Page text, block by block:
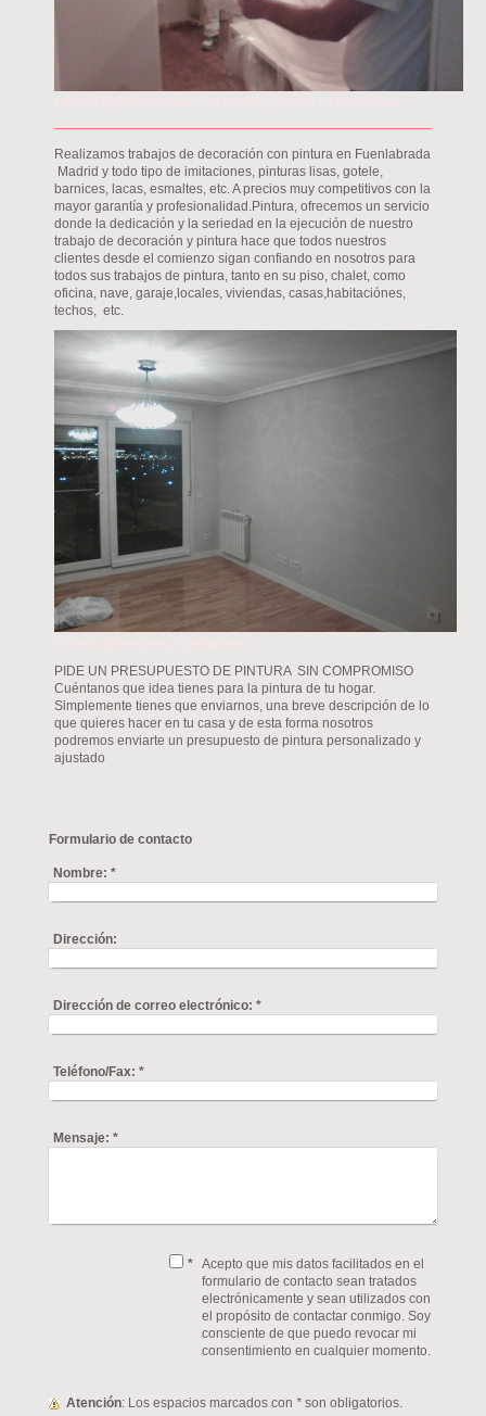
Realizamos trabajos de decoración con pintura en Fuenlabrada
Madrid y todo tipo de imitaciones, pinturas lisas, gotele,
barnices, lacas, esmaltes, etc. A precios muy competitivos con la
mayor garantía y profesionalidad.Pintura, ofrecemos un servicio
donde la dedicación y la seriedad en la ejecución de nuestro
trabajo de decoración y pintura hace que todos nuestros
clientes desde el comienzo sigan confiando en nosotros para
todos sus trabajos de pintura, tanto en su piso, chalet, como
oficina, nave, garaje,locales, viviendas, casas,habitaciónes,
techos, etc.
PIDE UN PRESUPUESTO DE PINTURA SIN COMPROMISO
Cuéntanos que idea tienes para la pintura de tu hogar.
Simplemente tienes que enviarnos, una breve descripción de lo
que quieres hacer en tu casa y de esta forma nosotros
podremos enviarte un presupuesto de pintura personalizado y
ajustado
Formulario de contacto
Nombre: *
Dirección:
Dirección de correo electrónico: *
Teléfono/Fax: *
Mensaje: *
* Acepto que mis datos facilitados en el
formulario de contacto sean tratados
electrónicamente y sean utilizados con
el propósito de contactar conmigo. Soy
consciente de que puedo revocar mi
consentimiento en cualquier momento.
Atención : Los espacios marcados con * son obligatorios.